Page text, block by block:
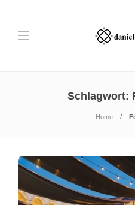
Schlagwort:
Home